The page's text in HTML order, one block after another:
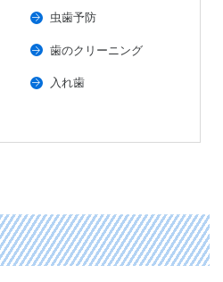
虫歯予防
歯のクリーニング
入れ歯